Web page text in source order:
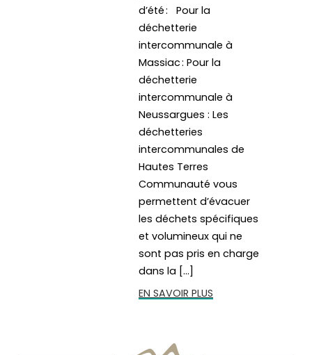
d’été : Pour la
déchetterie
intercommunale à
Massiac : Pour la
déchetterie
intercommunale à
Neussargues : Les
déchetteries
intercommunales de
Hautes Terres
Communauté vous
permettent d’évacuer
les déchets spécifiques
et volumineux qui ne
sont pas pris en charge
dans la […]
EN SAVOIR PLUS